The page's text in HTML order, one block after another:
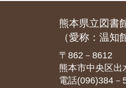
熊本県立図書
（愛称：温知
〒862－8612
熊本市中央区出
電話(096)384－